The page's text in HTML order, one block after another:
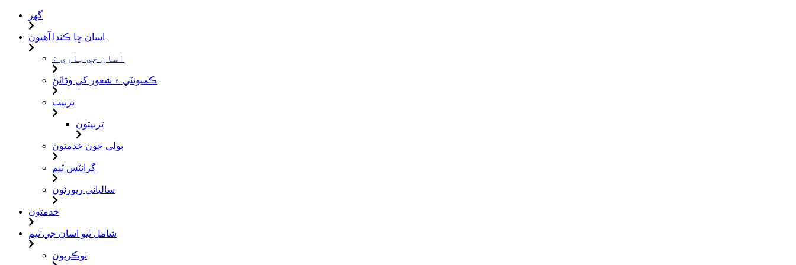
گهر
اسان ڇا ڪندا آهيون
اسان جي باري ۾
ڪميونٽي ۾ شعور کي وڌائڻ
تربيت
تربيتون
ٻولي جون خدمتون
گرانٽس ٽيم
سالياني رپورٽون
خدمتون
شامل ٿيو اسان جي ٽيم
نوڪريون